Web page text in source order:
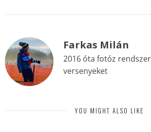
Farkas Milán
2016 óta fotóz
versenyeket
YOU MIGHT ALSO LIKE